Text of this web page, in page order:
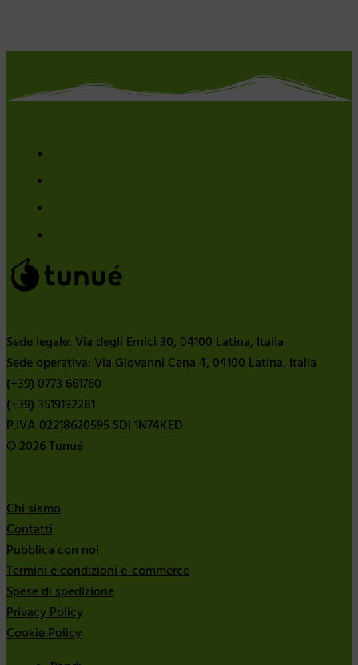
Sede legale: Via degli Ernici 30, 04100 Latina, Italia
Sede operativa: Via Giovanni Cena 4, 04100 Latina, Italia
(+39) 0773 661760
(+39) 3519192281
P.IVA 02218620595 SDI 1N74KED
© 2026 Tunué
Chi siamo
Contatti
Pubblica con noi
Termini e condizioni e-commerce
Spese di spedizione
Privacy Policy
Cookie Policy